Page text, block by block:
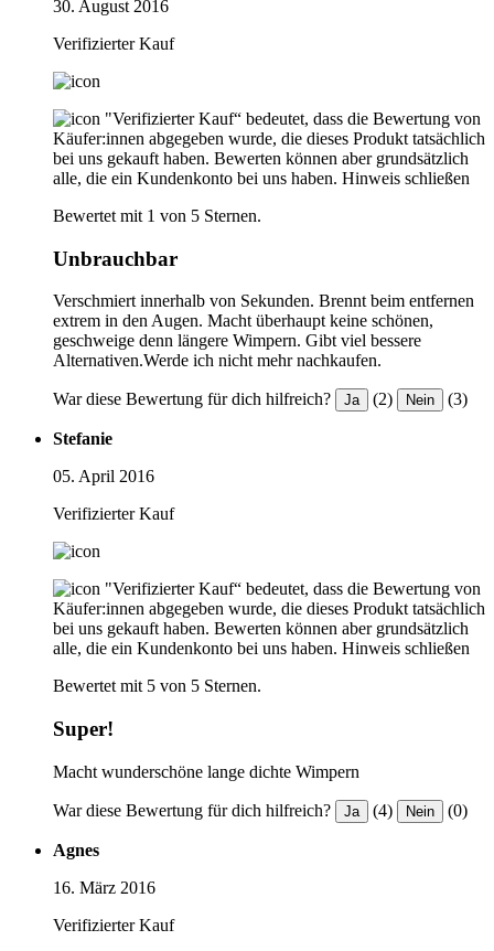
30. August 2016
Verifizierter Kauf
"Verifizierter Kauf“ bedeutet, dass die Bewertung von
Käufer:innen abgegeben wurde, die dieses Produkt tatsächlich
bei uns gekauft haben. Bewerten können aber grundsätzlich
alle, die ein Kundenkonto bei uns haben. Hinweis schließen
Bewertet mit 1 von 5 Sternen.
Unbrauchbar
Verschmiert innerhalb von Sekunden. Brennt beim entfernen
extrem in den Augen. Macht überhaupt keine schönen,
geschweige denn längere Wimpern. Gibt viel bessere
Alternativen.Werde ich nicht mehr nachkaufen.
War diese Bewertung für dich hilfreich? Ja (2) Nein (3)
Stefanie
05. April 2016
Verifizierter Kauf
"Verifizierter Kauf“ bedeutet, dass die Bewertung von
Käufer:innen abgegeben wurde, die dieses Produkt tatsächlich
bei uns gekauft haben. Bewerten können aber grundsätzlich
alle, die ein Kundenkonto bei uns haben. Hinweis schließen
Bewertet mit 5 von 5 Sternen.
Super!
Macht wunderschöne lange dichte Wimpern
War diese Bewertung für dich hilfreich? Ja (4) Nein (0)
Agnes
16. März 2016
Verifizierter Kauf